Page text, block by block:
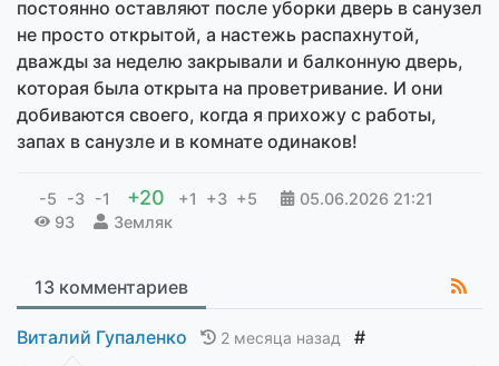
постоянно оставляют после уборки дверь в санузел
не просто открытой, а настежь распахнутой,
дважды за неделю закрывали и балконную дверь,
которая была открыта на проветривание. И они
добиваются своего, когда я прихожу с работы,
запах в санузле и в комнате одинаков!
-5 -3 -1 +20 +1 +3 +5 05.06.2026 21:21
93
Земляк
13 комментариев
Виталий Гупаленко 2 месяца назад #